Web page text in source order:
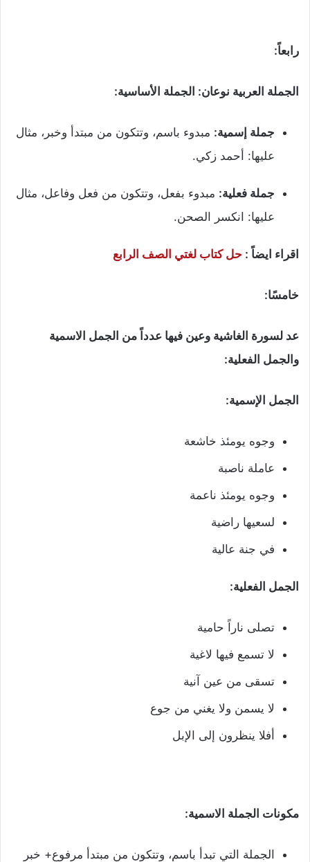
رابعاً:
الجملة العربية نوعان: الجملة الأساسية:
جملة إسمية: مبدوء باسم، وتتكون من مبتدأ وخبر، مثال
عليها: أحمد زكي.
جملة فعلية: مبدوء بفعل، وتتكون من فعل وفاعل، مثال
عليها: انكسر الصحن.
اقراء ايضاً : حل كتاب لغتي الصف الرابع
خامسًا:
عد لسورة الغاشية وعين فيها عدداً من الجمل الاسمية
والجمل الفعلية:
الجمل الإسمية:
وجوه يومئذ خاشعة
عاملة ناصبة
وجوه يومئذ ناعمة
لسعيها راضية
في جنة عالية
الجمل الفعلية:
تصلى ناراً حامية
لا تسمع فيها لاغية
تسقى من عين آنية
لا يسمن ولا يغني من جوع
أفلا ينظرون إلى الإبل
مكونات الجملة الاسمية:
الجملة التي تبدأ باسم، وتتكون من مبتدأ مرفوع+ خبر